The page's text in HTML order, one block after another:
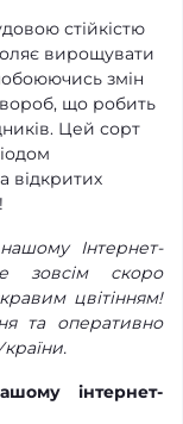
стійкістю
вирощувати
змін
що робить
Цей сорт
відкритих
Інтернет-
зовсім скоро
цвітінням!
та оперативно
інтернет-